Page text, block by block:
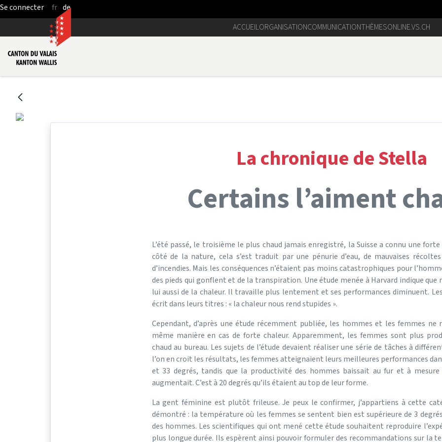
Saut au contenu principal
fr de
ACCUEILORGANISATIONCOMMUNICATIONTHÈMESONLINE.VS.CH
La chronique de Stella
Certains l’aiment
L’été passé, le troisième le plus chaud jamais enregistré, la Suisse a connu une forte
côté de la nature, cela s’est traduit par une pénurie d’eau, de mauvaises
d’incendies. Mais les conséquences n’étaient pas moins catastrophiques pour
des pieds qui gonflent et de la transpiration. Une étude menée à Harvard indique que
lui aussi de la chaleur. Il travaille plus lentement et ses performances diminuent.
écrit dans leurs titres : « la chaleur nous rend stupides ».
Cependant, d’après une étude récemment publiée, les hommes et les femmes ne
même manière en cas de forte chaleur. Apparemment, les femmes sont plus
chaud au bureau. Les sujets de l’étude devaient réaliser une série de tâches à
l’on en croit les résultats, les femmes atteignaient leurs meilleures performances
et 33 degrés, tandis que la productivité des hommes baissait au fur et à
augmentait. C’est à 20 degrés qu’ils étaient au top de leur forme.
La gent féminine est plutôt frileuse. Je peux le confirmer, j’appartiens à cette
démontré : la température où les femmes se sentent bien est supérieure de 3
des hommes. Les scientifiques qui ont mené cette étude souhaitent reproduire
plus longue durée. Ils espèrent ainsi pouvoir formuler des recommandations sur la